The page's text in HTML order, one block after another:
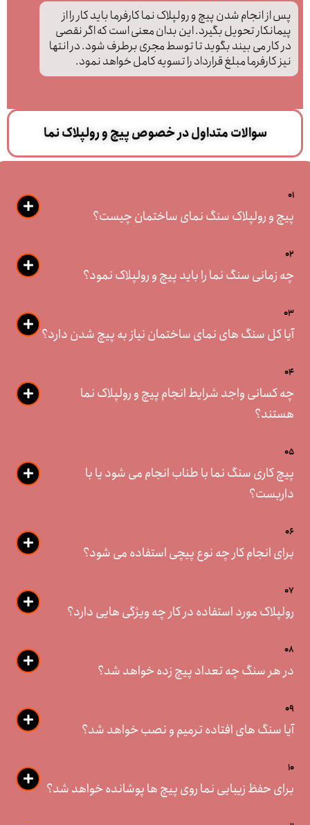
پس از انجام شدن پیچ و رولپلاک نما کارفرما باید کار را از
پیمانکار تحویل بگیرد. این بدان معنی است که اگر نقصی
در کار می بیند بگوید تا توسط مجری برطرف شود. در انتها
نیز کارفرما مبلغ قرارداد را تسویه کامل خواهد نمود.
سوالات متداول در خصوص پیچ و رولپلاک نما
01
پیچ و رولپلاک سنگ نمای ساختمان چیست؟
02
چه زمانی سنگ نما را باید پیچ و رولپلاک نمود؟
03
آیا کل سنگ های نمای ساختمان نیاز به پیچ شدن دارد؟
04
چه کسانی واجد شرایط انجام پیچ و رولپلاک نما
هستند؟
05
پیچ کاری سنگ نما با طناب انجام می شود یا با
داربست؟
06
برای انجام کار چه نوع پیچی استفاده می شود؟
07
رولپلاک مورد استفاده در کار چه ویژگی هایی دارد؟
08
در هر سنگ چه تعداد پیچ زده خواهد شد؟
09
آیا سنگ های افتاده ترمیم و نصب خواهد شد؟
10
برای حفظ زیبایی نما روی پیچ ها پوشانده خواهد شد؟